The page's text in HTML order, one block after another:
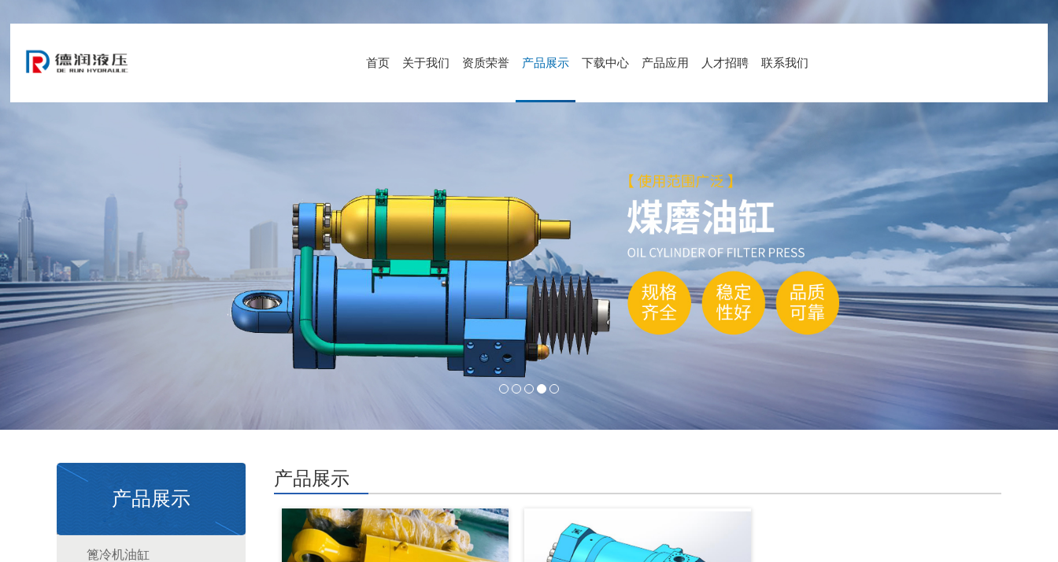
首页 关于我们 资质荣誉 产品展示 下载中心 产品应用 人才招聘 联系我们
产品展示
篦冷机油缸
产品展示